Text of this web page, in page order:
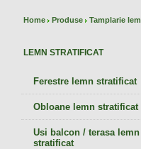
Home Produse Tamplarie
LEMN STRATIFICAT
Ferestre lemn stratificat
Obloane lemn stratificat
Usi balcon / terasa lemn
stratificat